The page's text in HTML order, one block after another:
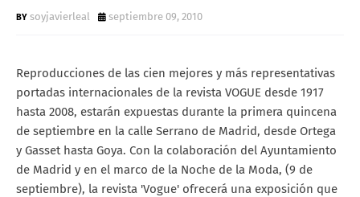
soyjavierleal septiembre 09, 2010
Reproducciones de las cien mejores y más representativas
portadas internacionales de la revista VOGUE desde 1917
hasta 2008, estarán expuestas durante la primera quincena
de septiembre en la calle Serrano de Madrid, desde Ortega
y Gasset hasta Goya. Con la colaboración del Ayuntamiento
de Madrid y en el marco de la Noche de la Moda, (9 de
septiembre), la revista 'Vogue' ofrecerá una exposición que